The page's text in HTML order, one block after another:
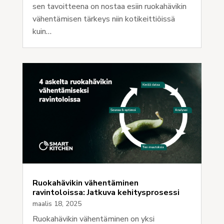
sen tavoitteena on nostaa esiin ruokahävikin
vähentämisen tärkeys niin kotikeittiöissä
kuin…
Ruokahävikin vähentäminen
ravintoloissa: Jatkuva kehitysprosessi
maalis 18, 2025
Ruokahävikin vähentäminen on yksi